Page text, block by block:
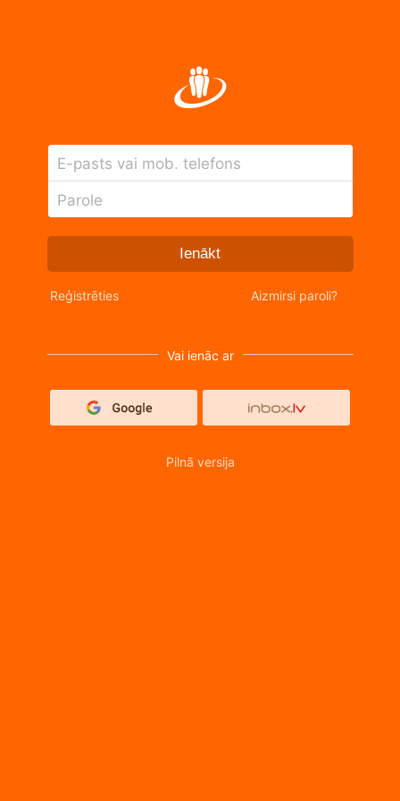
E-pasts vai mob. telefons
Parole
Ienākt
Reģistrēties Aizmirsi paroli?
Vai ienāc ar
Pilnā versija